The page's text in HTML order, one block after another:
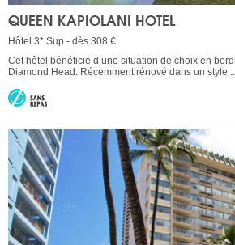
QUEEN KAPIOLANI HOTEL
Hôtel 3* Sup - dès 308 €
Cet hôtel bénéficie d’une situation de choix en
Diamond Head. Récemment rénové dans un style